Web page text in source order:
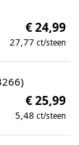
€ 24,99
27,77 ct/steen
€ 25,99
5,48 ct/steen